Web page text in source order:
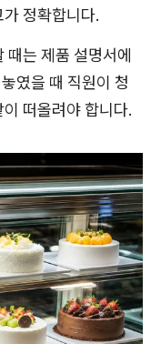
정확합니다.
때는 제품 설명서에
였을 때 직원이 청
떠올려야 합니다.